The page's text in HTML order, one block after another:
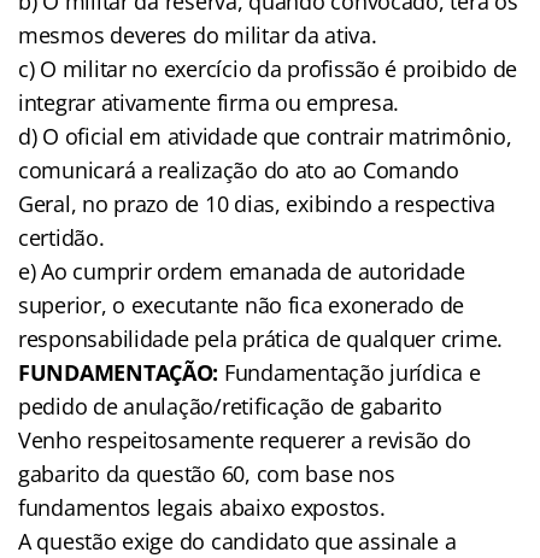
mesmos deveres do militar da ativa.
c) O militar no exercício da profissão é proibido de
integrar ativamente firma ou empresa.
d) O oficial em atividade que contrair matrimônio,
comunicará a realização do ato ao Comando
Geral, no prazo de 10 dias, exibindo a respectiva
certidão.
e) Ao cumprir ordem emanada de autoridade
superior, o executante não fica exonerado de
responsabilidade pela prática de qualquer crime.
FUNDAMENTAÇÃO: Fundamentação jurídica e
pedido de anulação/retificação de gabarito
Venho respeitosamente requerer a revisão do
gabarito da questão 60, com base nos
fundamentos legais abaixo expostos.
A questão exige do candidato que assinale a